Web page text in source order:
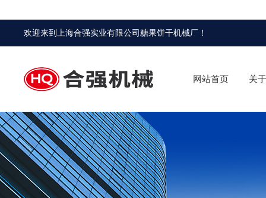
欢迎来到 上海合强实业有限公司糖果饼干机械厂 ！
网站首页 关